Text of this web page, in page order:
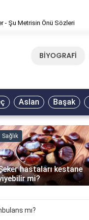
- Şu Metrisin Önü Sözleri
BİYOGRAFİ
Aslan Başak
Sağlık
hastaları kestane
mi?
mı?